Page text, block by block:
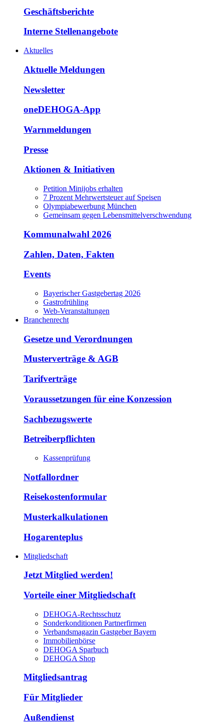
Geschäftsberichte
Interne Stellenangebote
Aktuelles
Aktuelle Meldungen
Newsletter
oneDEHOGA-App
Warnmeldungen
Presse
Aktionen & Initiativen
Petition Minijobs erhalten
7 Prozent Mehrwertsteuer auf Speisen
Olympiabewerbung München
Gemeinsam gegen Lebensmittelverschwendung
Kommunalwahl 2026
Zahlen, Daten, Fakten
Events
Bayerischer Gastgebertag 2026
Gastrofrühling
Web-Veranstaltungen
Branchenrecht
Gesetze und Verordnungen
Musterverträge & AGB
Tarifverträge
Voraussetzungen für eine Konzession
Sachbezugswerte
Betreiberpflichten
Kassenprüfung
Notfallordner
Reisekostenformular
Musterkalkulationen
Hogarenteplus
Mitgliedschaft
Jetzt Mitglied werden!
Vorteile einer Mitgliedschaft
DEHOGA-Rechtsschutz
Sonderkonditionen Partnerfirmen
Verbandsmagazin Gastgeber Bayern
Immobilienbörse
DEHOGA Sparbuch
DEHOGA Shop
Mitgliedsantrag
Für Mitglieder
Außendienst